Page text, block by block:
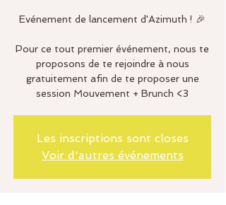
Evénement de lancement d'Azimuth ! 🎉
Pour ce tout premier événement, nous te
proposons de te rejoindre à nous
gratuitement afin de te proposer une
session Mouvement + Brunch <3
Les inscriptions sont closes
Voir d'autres événements